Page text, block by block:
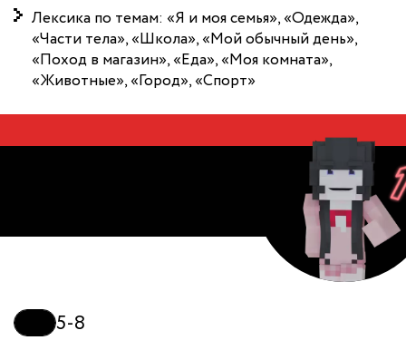
Лексика по темам: «Я и моя семья», «Одежда»,
«Части тела», «Школа», «Мой обычный день»,
«Поход в магазин», «Еда», «Моя комната»,
«Животные», «Город», «Спорт»
5-8